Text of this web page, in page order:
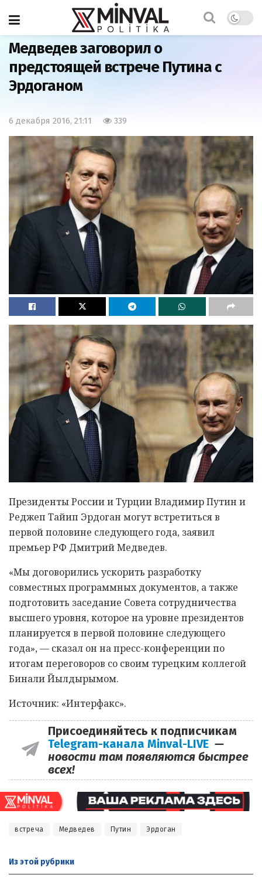
Главная
Медведев заговорил о
предстоящей встрече Путина с
Эрдоганом
6 декабря 2016, 21:11 339
Президенты России и Турции Владимир Путин и
Реджеп Тайип Эрдоган могут встретиться в
первой половине следующего года, заявил
премьер РФ Дмитрий Медведев.
«Мы договорились ускорить разработку
совместных программных документов, а также
подготовить заседание Совета сотрудничества
высшего уровня, которое на уровне президентов
планируется в первой половине следующего
года», — сказал он на пресс-конференции по
итогам переговоров со своим турецким коллегой
Бинали Йылдырымом.
Источник: «Интерфакс».
Присоединяйтесь к подписчикам
Telegram-канала Minval-LIVE —
новости там появляются быстрее
всех!
встреча Медведев Путин Эрдоган
Из этой рубрики